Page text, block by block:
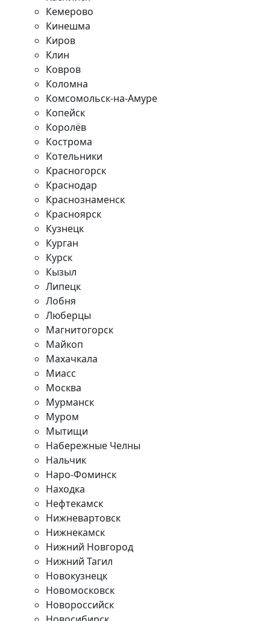
Кемерово
Кинешма
Киров
Клин
Ковров
Коломна
Комсомольск-на-Амуре
Копейск
Королёв
Кострома
Котельники
Красногорск
Краснодар
Краснознаменск
Красноярск
Кузнецк
Курган
Курск
Кызыл
Липецк
Лобня
Люберцы
Магнитогорск
Майкоп
Махачкала
Миасс
Москва
Мурманск
Муром
Мытищи
Набережные Челны
Нальчик
Наро-Фоминск
Находка
Нефтекамск
Нижневартовск
Нижнекамск
Нижний Новгород
Нижний Тагил
Новокузнецк
Новомосковск
Новороссийск